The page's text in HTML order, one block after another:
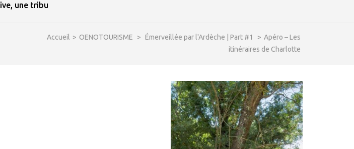
une tribu
Accueil > OENOTOURISME > Émerveillée par l'Ardèche | Part #1 > Apéro – Les
itinéraires de Charlotte